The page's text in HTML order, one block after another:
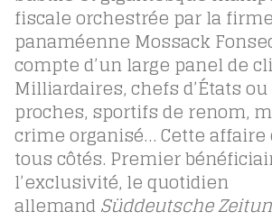
fiscale orchestrée par la firme
panaméenne Mossack
compte d’un large panel de
Milliardaires, chefs d’États
proches, sportifs de renom,
crime organisé… Cette affaire
tous côtés. Premier
l’exclusivité, le quotidien
allemandSüddeutsche